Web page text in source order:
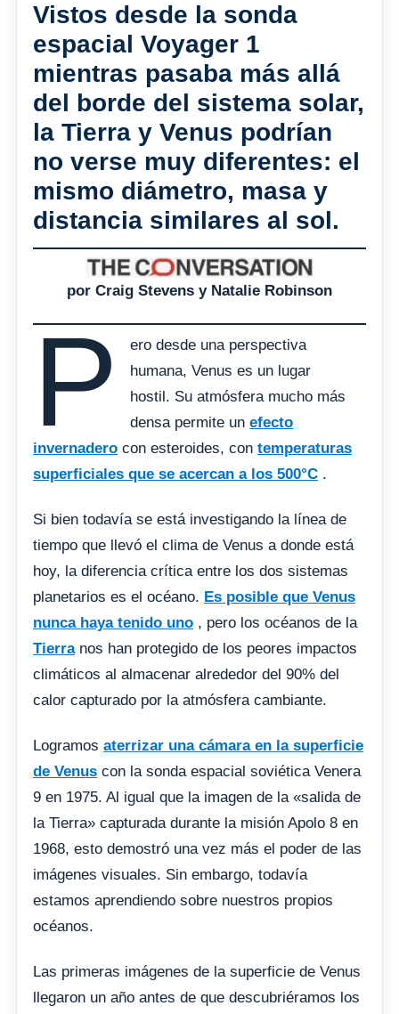
Vistos desde la sonda
espacial Voyager 1
mientras pasaba más allá
del borde del sistema solar,
la Tierra y Venus podrían
no verse muy diferentes: el
mismo diámetro, masa y
distancia similares al sol.
por Craig Stevens y Natalie Robinson
P
ero desde una perspectiva
humana, Venus es un lugar
hostil. Su atmósfera mucho más
densa permite unefecto
invernadero con esteroides, con temperaturas
superficiales que se acercan a los 500°C .
Si bien todavía se está investigando la línea de
tiempo que llevó el clima de Venus a donde está
hoy, la diferencia crítica entre los dos sistemas
planetarios es el océano. Es posible que Venus
nunca haya tenido uno , pero los océanos de la
Tierranos han protegido de los peores impactos
climáticos al almacenar alrededor del 90% del
calor capturado por la atmósfera cambiante.
Logramos aterrizar una cámara en la superficie
de Venus con la sonda espacial soviética Venera
9 en 1975. Al igual que la imagen de la «salida de
la Tierra» capturada durante la misión Apolo 8 en
1968, esto demostró una vez más el poder de las
imágenes visuales. Sin embargo, todavía
estamos aprendiendo sobre nuestros propios
océanos.
Las primeras imágenes de la superficie de Venus
llegaron un año antes de que descubriéramos los